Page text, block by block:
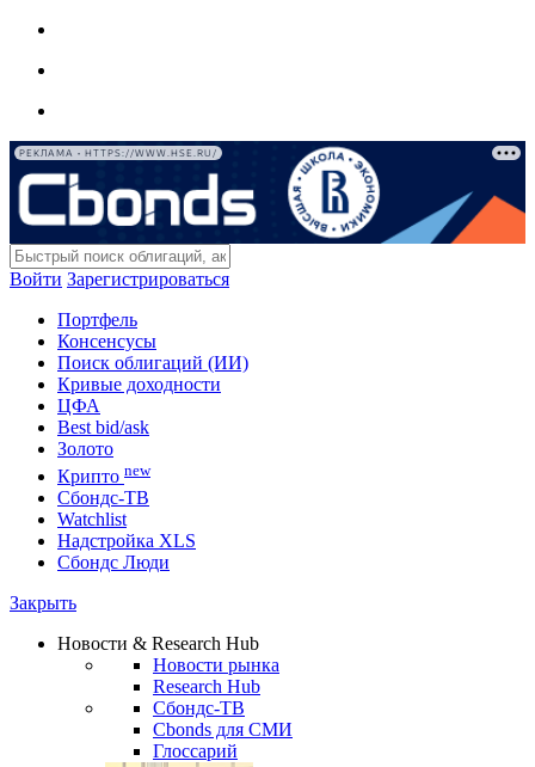
РЕКЛАМА • HTTPS://WWW.HSE.RU/
Войти Зарегистрироваться
Портфель
Консенсусы
Поиск облигаций (ИИ)
Кривые доходности
ЦФА
Best bid/ask
Золото
Крипто new
Сбондс-ТВ
Watchlist
Надстройка XLS
Сбондс Люди
Закрыть
Новости & Research Hub
Новости рынка
Research Hub
Сбондс-ТВ
Cbonds для СМИ
Глоссарий